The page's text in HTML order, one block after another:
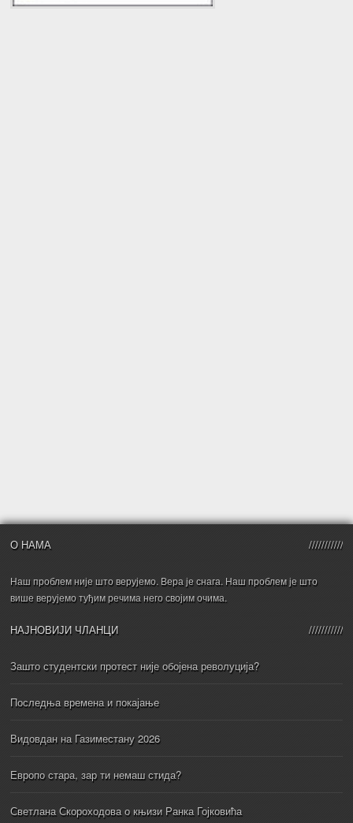
О НАМА
Наш проблем није што верујемо. Вера је снага. Наш проблем је што
више верујемо туђим речима него својим очима.
НАЈНОВИЈИ ЧЛАНЦИ
Зашто студентски протест није обојена револуција?
Последња времена и покајање
Видовдан на Газиместану 2026
Европо стара, зар ти немаш стида?
Светлана Скороходова о књизи Ранка Гојковића